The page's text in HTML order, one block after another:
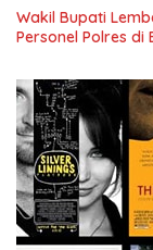
Wakil Bupati
Personel Polres di